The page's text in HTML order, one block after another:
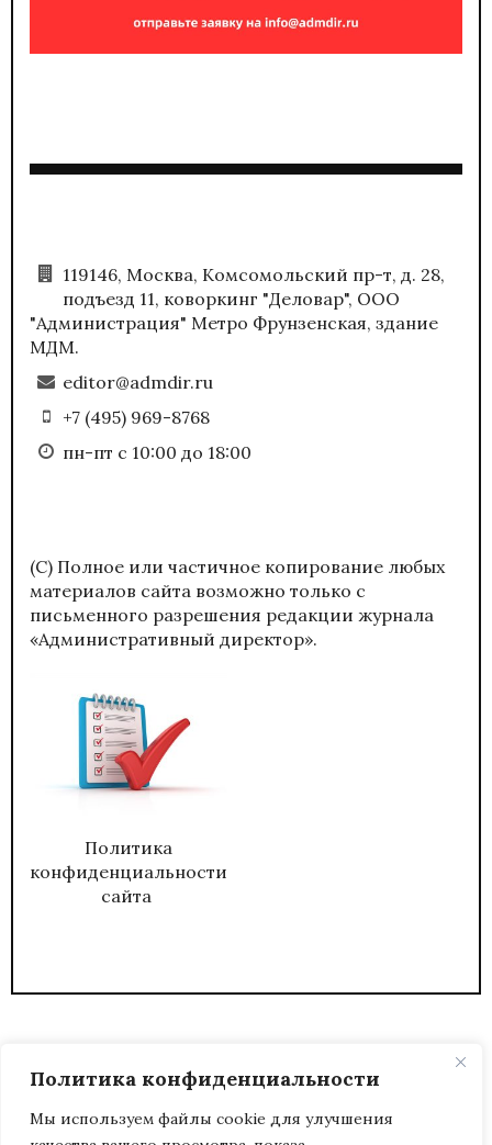
Политика конфиденциальности
Мы используем файлы cookie для улучшения
119146, Москва, Комсомольский пр-т, д. 28,
подъезд 11, коворкинг "Деловар", ООО
"Администрация" Метро Фрунзенская, здание
МДМ.
editor@admdir.ru
+7 (495) 969-8768
пн-пт с 10:00 до 18:00
(С) Полное или частичное копирование любых
материалов сайта возможно только с
письменного разрешения редакции журнала
«Административный директор».
Политика
конфиденциальности
сайта